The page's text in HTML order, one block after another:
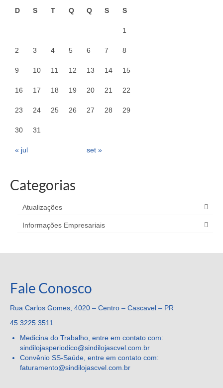
D
S T Q Q S S
1
2 3 4 5 6 7 8
9 10 11 12 13 14 15
16 17 18 19 20 21 22
23 24 25 26 27 28 29
30 31
« jul set »
Categorias
Atualizações
Informações Empresariais
Fale Conosco
Rua Carlos Gomes, 4020 – Centro – Cascavel – PR
45 3225 3511
Medicina do Trabalho, entre em contato com:
sindilojasperiodico@sindilojascvel.com.br
Convênio SS-Saúde, entre em contato com:
faturamento@sindilojascvel. com.br